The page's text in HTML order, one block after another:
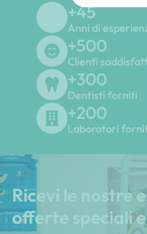
+45
Anni di
+500
Clienti
+300
Dentisti forniti
+200
Laboratori
Ricevi le nostre
offerte speciali